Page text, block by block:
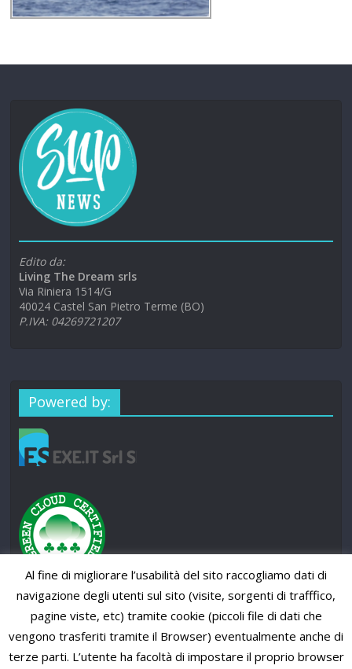
Edito da:
Living The Dream srls
Via Riniera 1514/G
40024 Castel San Pietro Terme (BO)
P.IVA: 04269721207
Powered by:
Al fine di migliorare l’usabilità del sito raccogliamo dati di
navigazione degli utenti sul sito (visite, sorgenti di trafffico,
pagine viste, etc) tramite cookie (piccoli file di dati che
vengono trasferiti tramite il Browser) eventualmente anche di
terze parti. L’utente ha facoltà di impostare il proprio browser